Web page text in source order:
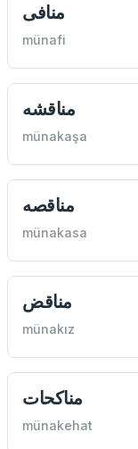
منافی
münafi
مناقشه
münakaşa
مناقصه
münakasa
مناقض
münakız
مناكحات
münakehat